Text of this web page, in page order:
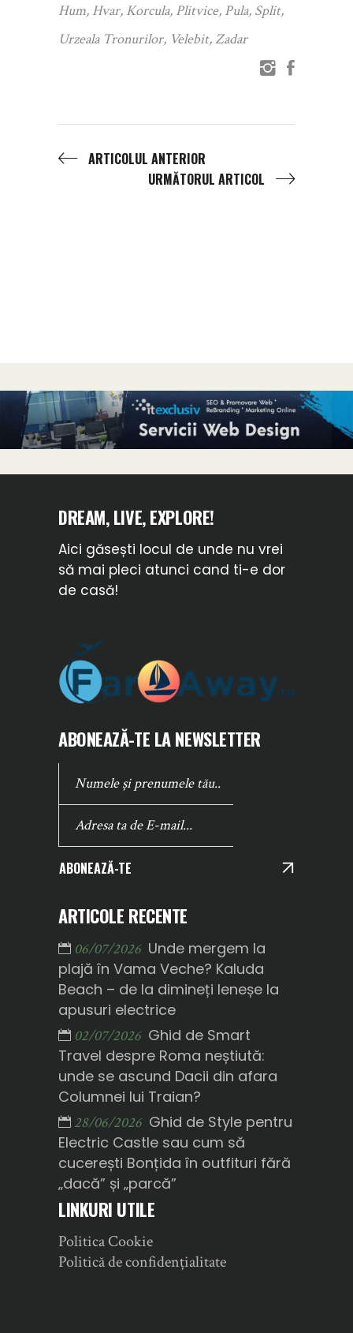
Hum, Hvar, Korcula, Plitvice, Pula, Split,
Urzeala Tronurilor, Velebit, Zadar
ARTICOLUL ANTERIOR
URMĂTORUL ARTICOL
DREAM, LIVE, EXPLORE!
Aici găsești locul de unde nu vrei
să mai pleci atunci cand ti-e dor
de casă!
ABONEAZĂ-TE LA NEWSLETTER
ABONEAZĂ-TE
ARTICOLE RECENTE
06/07/2026 Unde mergem la
plajă în Vama Veche? Kaluda
Beach – de la dimineți leneșe la
apusuri electrice
02/07/2026 Ghid de Smart
Travel despre Roma neștiută:
unde se ascund Dacii din afara
Columnei lui Traian?
28/06/2026 Ghid de Style pentru
Electric Castle sau cum să
cucerești Bonțida în outfituri fără
„dacă” și „parcă”
LINKURI UTILE
Politica Cookie
Politică de confidențialitate